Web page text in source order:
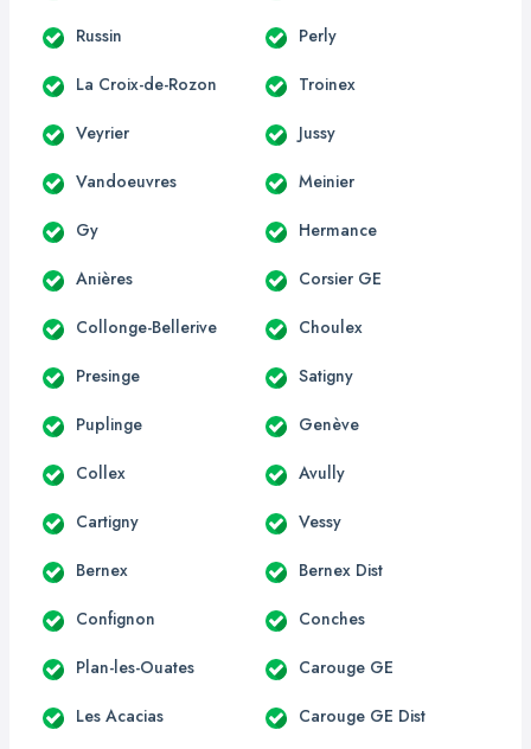
Russin Perly
La Croix-de-Rozon Troinex
Veyrier Jussy
Vandoeuvres Meinier
Gy Hermance
Anières Corsier GE
Collonge-Bellerive Choulex
Presinge Satigny
Puplinge Genève
Collex Avully
Cartigny Vessy
Bernex Bernex Dist
Confignon Conches
Plan-les-Ouates Carouge GE
Les Acacias Carouge GE Dist